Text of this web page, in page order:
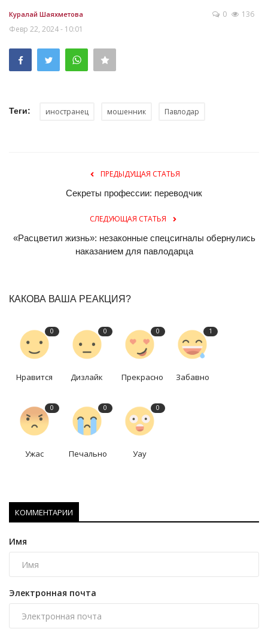
Куралай Шаяхметова
Февр 22, 2024 - 10:01
0 136
Теги: иностранец мошенник Павлодар
ПРЕДЫДУЩАЯ СТАТЬЯ
Секреты профессии: переводчик
СЛЕДУЮЩАЯ СТАТЬЯ
«Расцветил жизнь»: незаконные спецсигналы обернулись
наказанием для павлодарца
КАКОВА ВАША РЕАКЦИЯ?
0
Нравится
0
Дизлайк
0
Прекрасно
1
Забавно
0
Ужас
0
Печально
0
Уау
КОММЕНТАРИИ
Имя
Электронная почта